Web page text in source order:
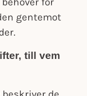
gentemot
till vem